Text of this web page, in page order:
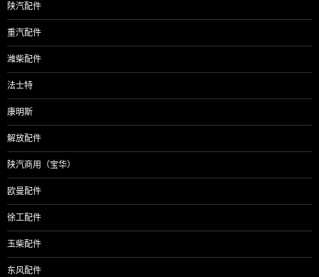
陕汽配件
重汽配件
潍柴配件
法士特
康明斯
解放配件
陕汽商用（宝华）
欧曼配件
徐工配件
玉柴配件
东风配件